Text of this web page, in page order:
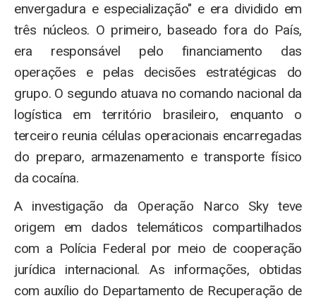
envergadura e especialização" e era dividido em
três núcleos. O primeiro, baseado fora do País,
era responsável pelo financiamento das
operações e pelas decisões estratégicas do
grupo. O segundo atuava no comando nacional da
logística em território brasileiro, enquanto o
terceiro reunia células operacionais encarregadas
do preparo, armazenamento e transporte físico
da cocaína.
A investigação da Operação Narco Sky teve
origem em dados telemáticos compartilhados
com a Polícia Federal por meio de cooperação
jurídica internacional. As informações, obtidas
com auxílio do Departamento de Recuperação de